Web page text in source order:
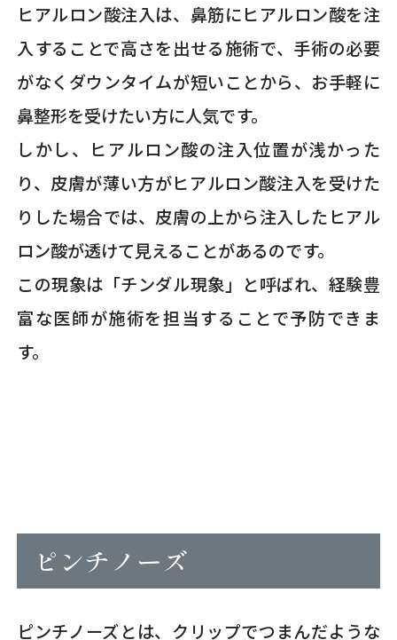
ヒアルロン酸注入は、鼻筋にヒアルロン酸を注
入することで高さを出せる施術で、手術の必要
がなくダウンタイムが短いことから、お手軽に
鼻整形を受けたい方に人気です。
しかし、ヒアルロン酸の注入位置が浅かった
り、皮膚が薄い方がヒアルロン酸注入を受けた
りした場合では、皮膚の上から注入したヒアル
ロン酸が透けて見えることがあるのです。
この現象は「チンダル現象」と呼ばれ、経験豊
富な医師が施術を担当することで予防できま
す。
ピンチノーズ
ピンチノーズとは、クリップでつまんだような